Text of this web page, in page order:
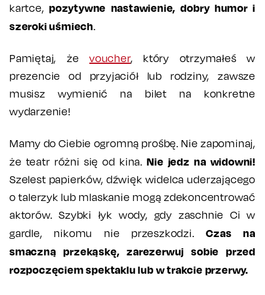
kartce, pozytywne nastawienie, dobry humor i
szeroki uśmiech.
Pamiętaj, że voucher, który otrzymałeś w
prezencie od przyjaciół lub rodziny, zawsze
musisz wymienić na bilet na konkretne
wydarzenie!
Mamy do Ciebie ogromną prośbę. Nie zapominaj,
że teatr różni się od kina.Nie jedz na widowni!
Szelest papierków, dźwięk widelca uderzającego
o talerzyk lub mlaskanie mogą zdekoncentrować
aktorów. Szybki łyk wody, gdy zaschnie Ci w
gardle, nikomu nie przeszkodzi.Czas na
smaczną przekąskę, zarezerwuj sobie przed
rozpoczęciem spektaklu lub w trakcie przerwy.